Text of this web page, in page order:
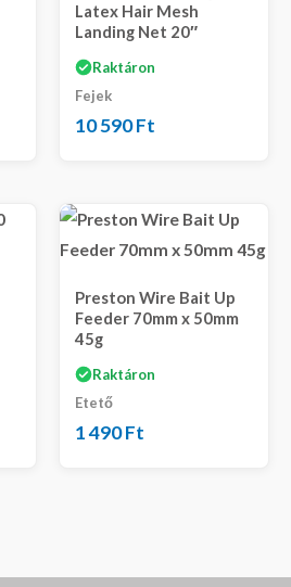
Latex Hair Mesh
Landing Net 20″
Raktáron
Fejek
10 590Ft
Preston Wire Bait Up
Feeder 70mm x 50mm
45g
Raktáron
Etető
1 490Ft